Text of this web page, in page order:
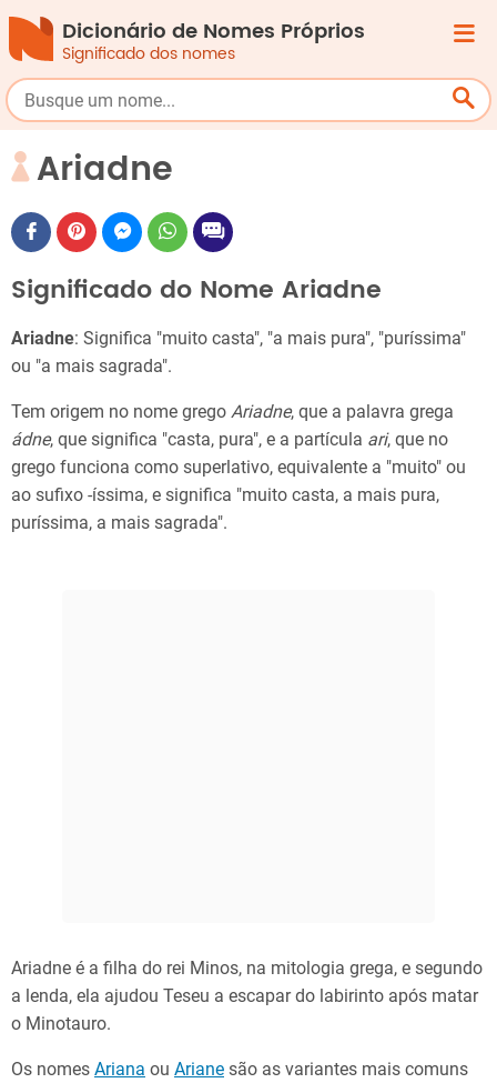
Dicionário de Nomes Próprios
Significado dos nomes
Ariadne
Significado do Nome Ariadne
Ariadne: Significa "muito casta", "a mais pura", "puríssima"
ou "a mais sagrada".
Tem origem no nome grego Ariadne, que a palavra grega
ádne, que significa "casta, pura", e a partícula ari, que no
grego funciona como superlativo, equivalente a "muito" ou
ao sufixo -íssima, e significa "muito casta, a mais pura,
puríssima, a mais sagrada".
Ariadne é a filha do rei Minos, na mitologia grega, e segundo
a lenda, ela ajudou Teseu a escapar do labirinto após matar
o Minotauro.
Os nomes Ariana ou Ariane são as variantes mais comuns